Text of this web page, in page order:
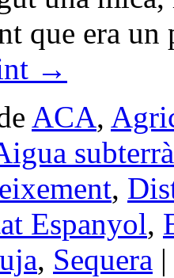
que era
→
ACA,
,
Espanyol,
, Sequera |